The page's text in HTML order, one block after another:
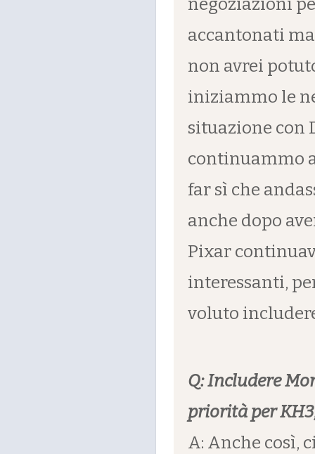
accantonati
non avrei
iniziammo le
situazione con
continuammo
far sì che
anche dopo
Pixar
interessanti,
voluto
Q: Includere
priorità per
A: Anche così,